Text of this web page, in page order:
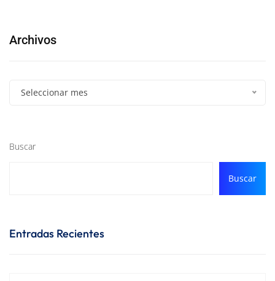
Archivos
Seleccionar mes
Buscar
Buscar
Entradas Recientes